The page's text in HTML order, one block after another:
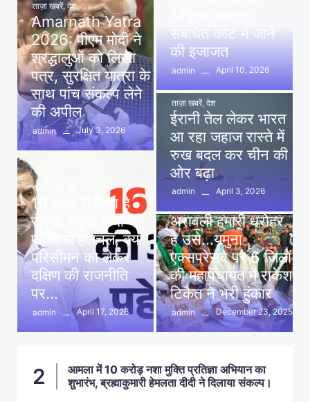
ताज़ा खबरें, देश
Amarnath Yatra
2026: पीएम मोदी ने
श्रद्धालुओं को लिखा
पत्र, सुरक्षित यात्रा के
साथ पांच संकल्प लेने
की अपील
admin July 3, 2026
ताज़ा खबरें
16 नंबर’ में छिपा है
जवाब: राहुल गांधी की
पहेली से हलचल, क्या
परिसीमन को लेकर
दक्षिण की राजनीति
पर…
admin April 17, 2026
संबंधित कोर्ट में जाने
की इजाजत
admin April 10, 2026
ताज़ा खबरें, देश
ईरानी तेल लेकर भारत
आ रहा जहाज रास्ते में
रुख बदल कर चीन की
ओर बढ़ा
admin
April 3, 2026
अरावली हमारी धरोहर
है उसे…यमुना
एक्सप्रेसवे पर 6 जिलों
की महापंचायत में राकेश
टिकैत ने भरी हुंकार
admin December 23, 2025
2
आमला में 10 करोड़ नशा मुक्ति प्रतिज्ञा अभियान का
शुभारंभ, ब्रह्माकुमारी हेमलता दीदी ने दिलाया संकल्प।